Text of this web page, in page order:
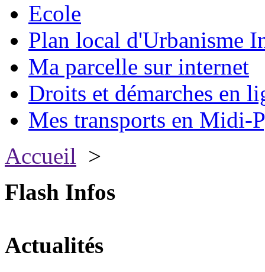
Ecole
Plan local d'Urbanisme
Ma parcelle sur internet
Droits et démarches en
Mes transports en Midi-
Accueil >
Flash Infos
Actualités